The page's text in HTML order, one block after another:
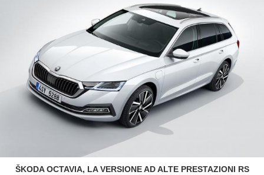
ŠKODA OCTAVIA, LA VERSIONE AD ALTE PRESTAZIONI RS